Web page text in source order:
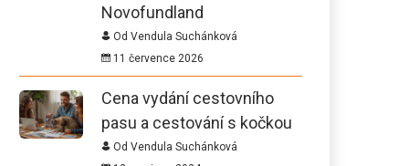
Novofundland
Od Vendula Suchánková
11 července 2026
Cena vydání cestovního
pasu a cestování s kočkou
Od Vendula Suchánková